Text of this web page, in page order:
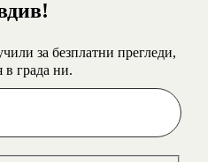
за безплатни прегледи,
града ни.